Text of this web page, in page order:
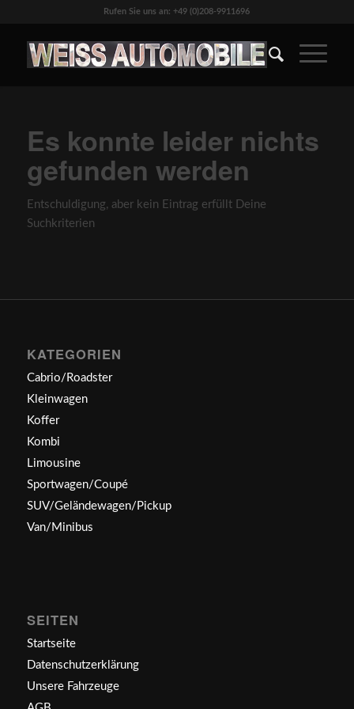
Rufen Sie uns an: +49 (0)208-9911696
Es konnte leider nichts
gefunden werden
Entschuldigung, aber kein Eintrag erfüllt Deine
Suchkriterien
KATEGORIEN
Cabrio/Roadster
Kleinwagen
Koffer
Kombi
Limousine
Sportwagen/Coupé
SUV/Geländewagen/Pickup
Van/Minibus
SEITEN
Startseite
Datenschutzerklärung
Unsere Fahrzeuge